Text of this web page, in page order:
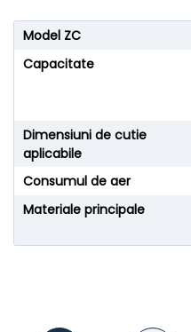
Model ZC
Capacitate
Dimensiuni de cutie
aplicabile
Consumul de aer
Materiale principale